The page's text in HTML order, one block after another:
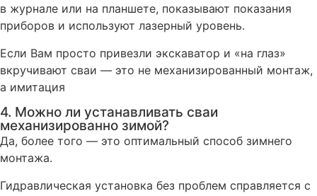
в журнале или на планшете, показывают показания
приборов и используют лазерный уровень.
Если Вам просто привезли экскаватор и «на глаз»
вкручивают сваи — это не механизированный монтаж,
а имитация
4. Можно ли устанавливать сваи
механизированно зимой?
Да, более того — это оптимальный способ зимнего
монтажа.
Гидравлическая установка без проблем справляется с